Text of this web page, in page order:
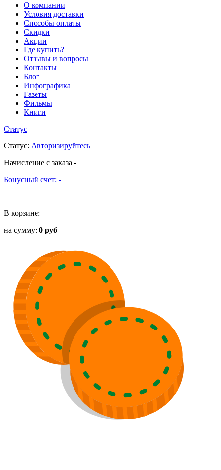
О компании
Условия доставки
Способы оплаты
Скидки
Акции
Где купить?
Отзывы и вопросы
Контакты
Блог
Инфографика
Газеты
Фильмы
Книги
Статус
Статус: Авторизируйтесь
Начисление с заказа -
Бонусный счет: -
В корзине:
на сумму: 0 руб